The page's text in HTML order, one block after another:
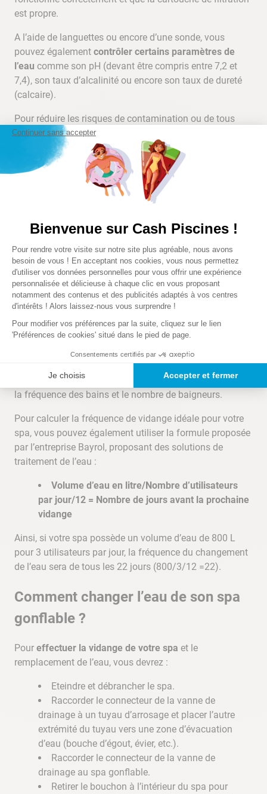
est propre.
A l’aide de languettes ou encore d’une sonde, vous
pouvez également contrôler certains paramètres de
l’eau comme son pH (devant être compris entre 7,2 et
7,4), son taux d’alcalinité ou encore son taux de dureté
(calcaire).
Pour réduire les risques de contamination ou de tous
autres problèmes liés à l’eau, vous pouvez également
anticiper le changement d’eau en retirant
l’eau par semaine.De cette manière, l’eau sera
partiellement renouvelée sans avoir à vider entièrement
gonflable
Le changement total de l’eau de votre jacuzzi devra être
effectué impérativement si :
Vous constatez une anomalie de l’eau.
Vous vous absentez plus d’une semaine.
Si aucun de ces cas de figure ne se présente, nous vous
conseillons d’effectuer une vidange de votre spa
toutes les 4 à 8 semaines. Cependant, la
fréquence de vidange est relative à des facteurs tels que
la fréquence des bains et le nombre de baigneurs.
Pour calculer la fréquence de vidange idéale pour votre
spa, vous pouvez également utiliser la formule proposée
par l’entreprise Bayrol, proposant des solutions de
traitement de l’eau :
Volume d’eau en litre/Nombre d’utilisateurs
par jour/12 = Nombre de jours avant la prochaine
vidange
Ainsi, si votre spa possède un volume d’eau de 800 L
pour 3 utilisateurs par jour, la fréquence du changement
de l’eau sera de tous les 22 jours (800/3/12 =22).
Comment changer l’eau de son spa
gonflable ?
Pour effectuer la vidange de votre spa et le
remplacement de l’eau, vous devrez :
Eteindre et débrancher le spa.
Raccorder le connecteur de la vanne de
drainage à un tuyau d’arrosage et placer l’autre
extrémité du tuyau vers une zone d’évacuation
d’eau (bouche d’égout, évier, etc.).
Raccorder le connecteur de la vanne de
drainage au spa gonflable.
Retirer le bouchon à l’intérieur du spa pour
Continuer sans accepter
Bienvenue sur Cash Piscines !
Plateforme de Gestion du
Pour rendre votre visite sur notre site plus agréable, nous avons
besoin de vous ! En acceptant nos cookies, vous nous permettez
d'utiliser vos données personnelles pour vous offrir une expérience
personnalisée et délicieuse à chaque clic en vous proposant
notamment des contenus et des publicités adaptés à vos centres
d'intérêts ! Alors laissez-nous vous surprendre !
Pour modifier vos préférences par la suite, cliquez sur le lien
'Préférences de cookies' situé dans le pied de page.
Consentements certifiés par
Je choisis Accepter et fermer
Axeptio consent